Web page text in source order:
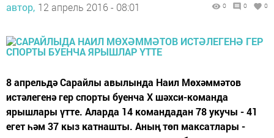
автор, 12 апрель 2016 - 08:01 0 0 0
8 апрельдә Сарайлы авылында Наил Мөхәммәтов
истәлегенә гер спорты буенча X шәхси-команда
ярышлары үтте. Аларда 14 командадан 78 укучы - 41
егет һәм 37 кыз катнашты. Аның төп максатлары -